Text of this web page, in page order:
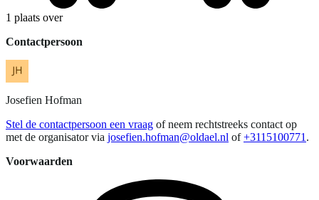
1 plaats over
Contactpersoon
Josefien Hofman
Stel de contactpersoon een vraag of neem rechtstreeks contact op
met de organisator via josefien.hofman@oldael.nl of +3115100771 .
Voorwaarden